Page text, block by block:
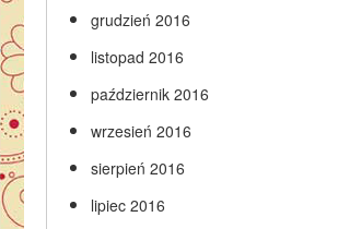
grudzień 2016
listopad 2016
październik 2016
wrzesień 2016
sierpień 2016
lipiec 2016